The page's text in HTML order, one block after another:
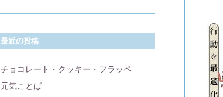
最近の投稿
チョコレート・クッキー・フラッペ
元気ことば